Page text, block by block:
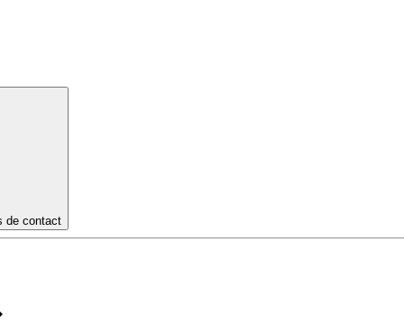
de contact